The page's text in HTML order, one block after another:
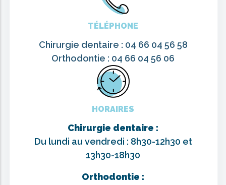
TÉLÉPHONE
Chirurgie dentaire : 04 66 04 56 58
Orthodontie : 04 66 04 56 06
HORAIRES
Chirurgie dentaire :
Du lundi au vendredi : 8h30-12h30 et
13h30-18h30
Orthodontie :